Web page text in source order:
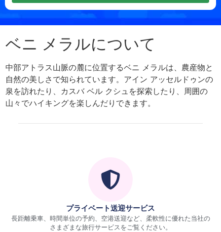
ベニ メラルについて
中部アトラス山脈の麓に位置するベニ メラルは、農産物と
自然の美しさで知られています。アイン アッセルドゥンの
泉を訪れたり、カスバ ベル クシュを探索したり、周囲の
山々でハイキングを楽しんだりできます。
プライベート送迎サービス
長距離乗車、時間単位の予約、空港送迎など、柔軟性に優れた当社の
さまざまな旅行サービスをご覧ください。